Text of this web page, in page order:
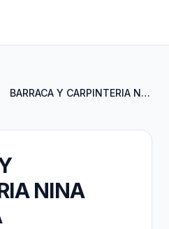
BARRACA Y CARPINTERIA NINA MAC...
NINA